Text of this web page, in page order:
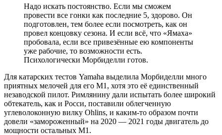
Надо искать постоянство. Если мы сможем
провести все гонки как последние 5, здорово. Он
подготовлен, тем более если посмотреть, как он
провел концовку сезона. И если всё, что «Ямаха»
пробовала, если все привезённые ею компоненты
уже рабочие, то возможности есть.
Психологически Морбиделли готов.
Для катарских тестов Yamaha выделила Морбиделли много
приятных мелочей для его М1, хотя это её единственный
незаводской пилот. Римлянину дали испытать более широкий
обтекатель, как и Росси, поставили облегченную
углеволоконную вилку Ohlins, и каким-то образом почти
довели «замороженный» на 2020 — 2021 годы двигатель до
мощности остальных М1.